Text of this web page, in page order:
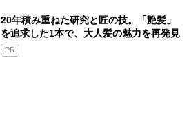
20年積み重ねた研究と匠の技。「艶髪」
を追求した1本で、大人髪の魅力を再発見
PR